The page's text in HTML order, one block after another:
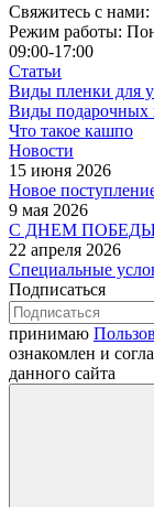
Свяжитесь с нами:
Режим работы:
09:00-17:00
Статьи
Виды пленки для
Виды подарочных
Что такое кашпо
Новости
15 июня 2026
Новое
9 мая 2026
С ДНЕМ
22 апреля 2026
Специальные
Подписаться
принимаю
ознакомлен и
данного сайта